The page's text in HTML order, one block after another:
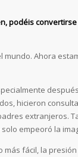
podéis
mundo. Ahora
hicieron
extranjeros.
empeoró la
más fácil, la